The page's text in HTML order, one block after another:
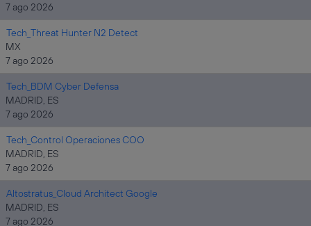
7 ago 2026
Tech_Threat Hunter N2 Detect
MX
7 ago 2026
Tech_BDM Cyber Defensa
MADRID, ES
7 ago 2026
Tech_Control Operaciones COO
MADRID, ES
7 ago 2026
Altostratus_Cloud Architect Google
MADRID, ES
7 ago 2026